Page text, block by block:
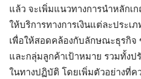
แล้ว จะเพิ่มแนวทางการนำหลัก
ให้บริการทางการเงินแต่ละประ
เพื่อให้สอดคล้องกับลักษณะธุรกิ
และกลุ่มลูกค้าเป้าหมาย รวมทั้ง
ในทางปฏิบัติ โดยเพิ่มตัวอย่างที่